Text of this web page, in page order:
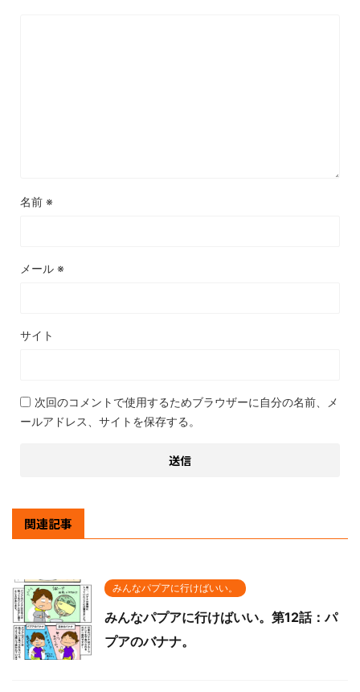
名前 ※
メール ※
サイト
次回のコメントで使用するためブラウザーに自分の名前、メ
ールアドレス、サイトを保存する。
関連記事
みんなパプアに行けばいい。
みんなパプアに行けばいい。第12話：パ
プアのバナナ。